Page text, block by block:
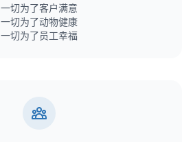
一切为了客户满意
一切为了动物健康
一切为了员工幸福